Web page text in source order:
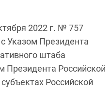
2022 г. № 757
Указом Президента
штаба
Президента Российской
Российской